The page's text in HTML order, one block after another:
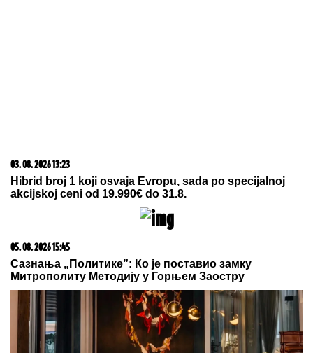
UMREM"Voditeljka o najvećoj intimi: "Doktori su
odmah zakazali operaciju kad su shvatili stanje
stvari", ovo je samo jednom pričala
(VIDEO) NEMANJA GUDELJ SE NE
ODVAJA OD SINA!Anastasija
objavila snimak sa mora: Ponosni
tata gura kolica dok Ilijan spava,
raznežila sve